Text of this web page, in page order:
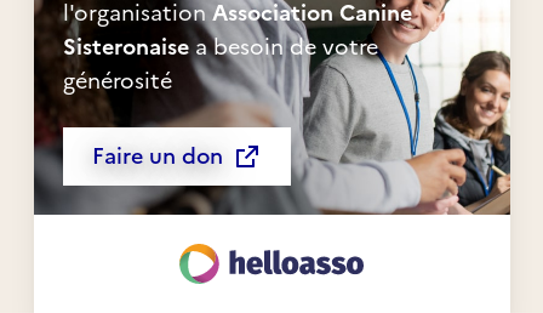
l'organisation Association Canine
Sisteronaisea besoin de votre
générosité
Faire un don